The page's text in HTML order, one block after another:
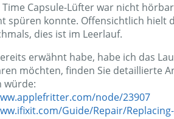
Time Capsule-Lüfter war nicht
spüren konnte. Offensichtlich hielt
dies ist im Leerlauf.
erwähnt habe, habe ich das
möchten, finden Sie detaillierte
würde:
node/23907
Guide/Repair/